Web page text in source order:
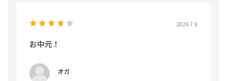
2026.7.9
お中元！
オガ